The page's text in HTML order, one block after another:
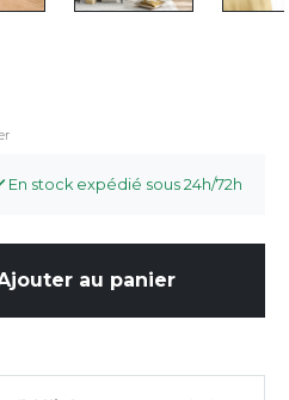
En stock expédié sous 24h/72h
au panier